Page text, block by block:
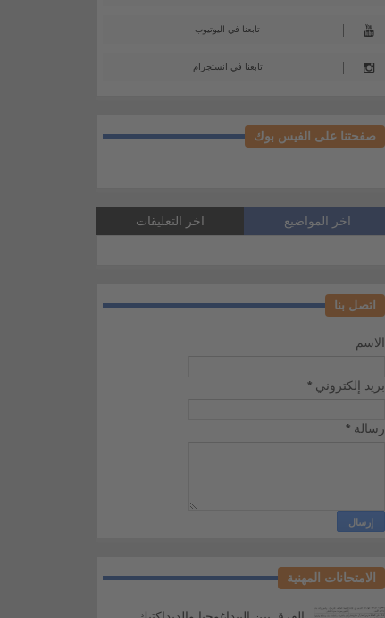
تابعنا في اليوتيوب
تابعنا في انستجرام
صفحتنا على الفيس بوك
اخر المواضيع اخر التعليقات
اتصل بنا
الاسم
بريد إلكتروني *
رسالة *
الامتحانات المهنية